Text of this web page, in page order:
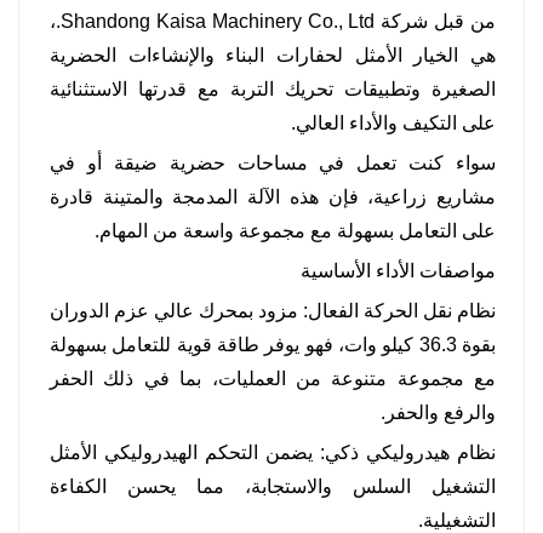
أقصى ارتفاع للحفر 5.8 متر وعمق حفر 3.81 متر
لتلبية احتياجات البناء المتنوعة.
يحقق الجمع بين ذراع الحفار مقاس 1.6 متر وذراع
الرافعة مقاس 3.0 متر نطاق تشغيل أوسع.
مربعًا توازنًا مثاليًا بين سعة التحميل والمرونة
التشغيلية.
من قبل شركة Shandong Kaisa Machinery Co., Ltd.،
هي الخيار الأمثل لحفارات البناء والإنشاءات الحضرية
الصغيرة وتطبيقات تحريك التربة مع قدرتها الاستثنائية
على التكيف والأداء العالي.
سواء كنت تعمل في مساحات حضرية ضيقة أو في
مشاريع زراعية، فإن هذه الآلة المدمجة والمتينة قادرة
على التعامل بسهولة مع مجموعة واسعة من المهام.
مواصفات الأداء الأساسية
نظام نقل الحركة الفعال: مزود بمحرك عالي عزم الدوران
بقوة 36.3 كيلو وات، فهو يوفر طاقة قوية للتعامل بسهولة
مع مجموعة متنوعة من العمليات، بما في ذلك الحفر
والرفع والحفر.
نظام هيدروليكي ذكي: يضمن التحكم الهيدروليكي الأمثل
التشغيل السلس والاستجابة، مما يحسن الكفاءة
التشغيلية.